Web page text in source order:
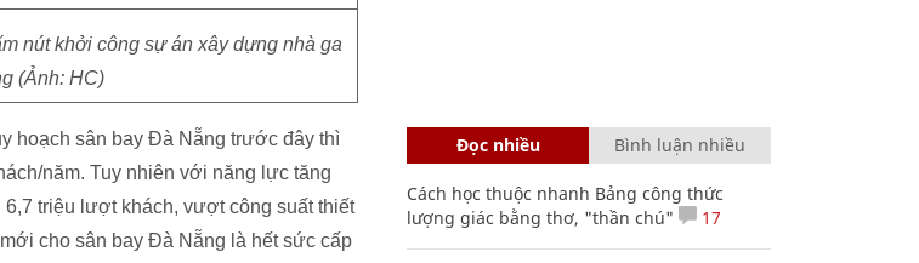
nút khởi công sự án xây dựng nhà ga
(Ảnh: HC)
hoạch sân bay Đà Nẵng trước đây thì
năm. Tuy nhiên với năng lực tăng
triệu lượt khách, vượt công suất thiết
cho sân bay Đà Nẵng là hết sức cấp
Đọc nhiều Bình luận nhiều
Cách học thuộc nhanh Bảng công thức
lượng giác bằng thơ, "thần chú"
17